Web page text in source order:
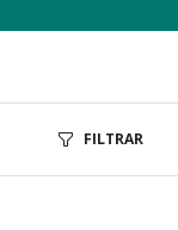
FILTRAR